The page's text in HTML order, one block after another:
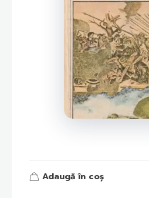
Adaugă în coș